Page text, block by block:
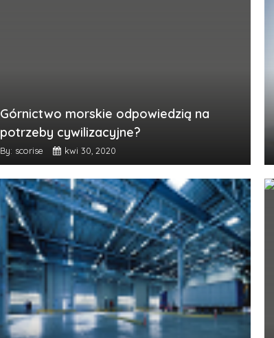
Górnictwo morskie odpowiedzią na
potrzeby cywilizacyjne?
By: scorise kwi 30, 2020